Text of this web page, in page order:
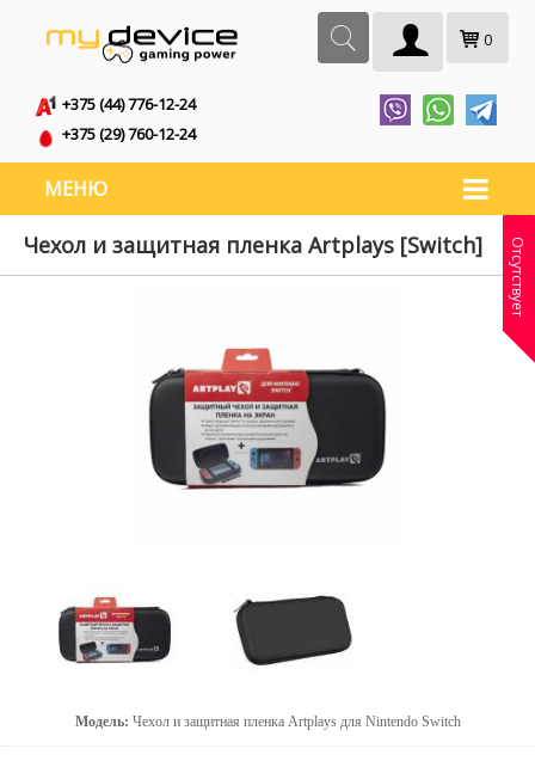
0
+375 (44) 776-12-24
+375 (29) 760-12-24
МЕНЮ
Чехол и защитная пленка Artplays [Switch]
Модель: Чехол и защитная пленка Artplays для Nintendo Switch
Отсутствует